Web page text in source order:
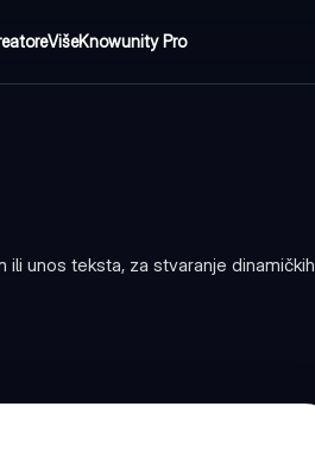
VišeKnowunity Pro
ili unos teksta, za stvaranje dinamičkih